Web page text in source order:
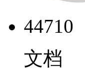
44710
文档